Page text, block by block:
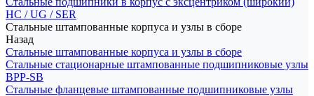
HC / UG / SER
Стальные штампованные корпуса и узлы в сборе
Назад
Стальные штампованные корпуса и узлы в сборе
Стальные стационарные штампованные подшипниковые узлы
BPP-SB
Стальные фланцевые штампованные подшипниковые узлы